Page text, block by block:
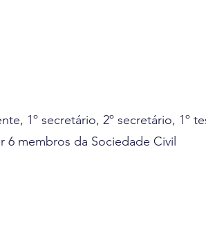
1º secretário, 2º secretário, 1º
membros da Sociedade Civil